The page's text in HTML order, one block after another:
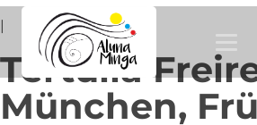
|
Tertulia
München,